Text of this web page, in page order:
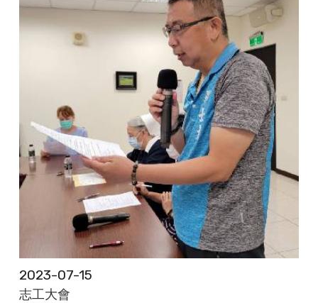
2023-07-15
志工大會